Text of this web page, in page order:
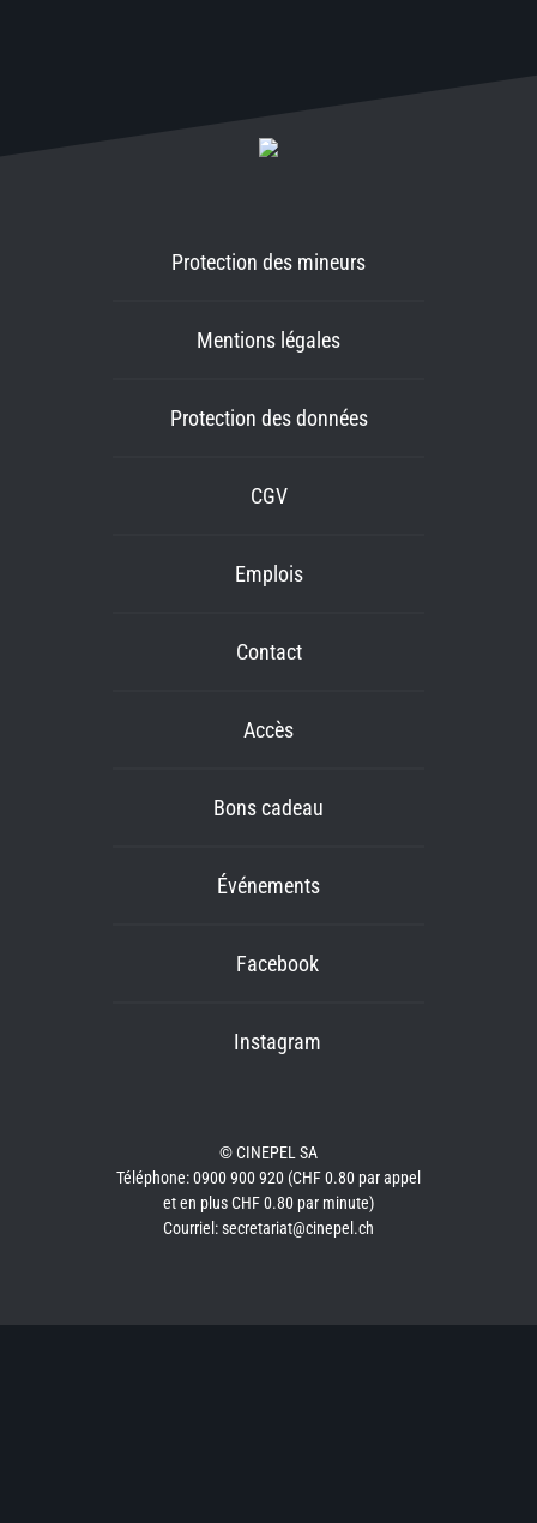
Protection des mineurs
Mentions légales
Protection des données
CGV
Emplois
Contact
Accès
Bons cadeau
Événements
Facebook
Instagram
© CINEPEL SA
Téléphone: 0900 900 920 (CHF 0.80 par appel
et en plus CHF 0.80 par minute)
Courriel: secretariat@cinepel.ch